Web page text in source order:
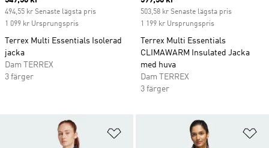
494,55 kr Senaste lägsta pris
1 099 kr Ursprungspris
Terrex Multi Essentials Isolerad
jacka
Dam TERREX
3 färger
503,58 kr Senaste lägsta pris
1 199 kr Ursprungspris
Terrex Multi Essentials
CLIMAWARM Insulated Jacka
med huva
Dam TERREX
3 färger
Lägg till på önskelistan